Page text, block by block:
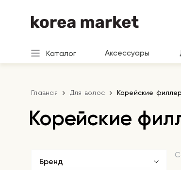
Каталог Аксессуары
Главная Для волос Корейские
Корейские
Бренд